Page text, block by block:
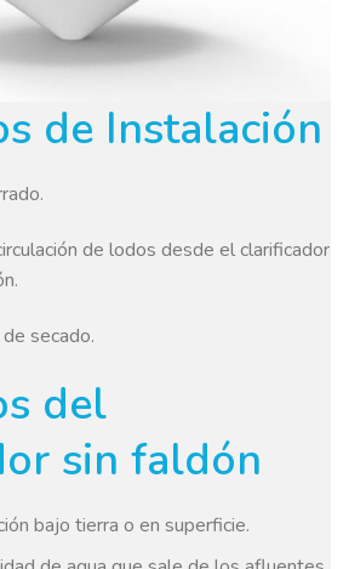
de Instalación
de lodos desde el clarificador
secado.
del
sin faldón
bajo tierra o en superficie.